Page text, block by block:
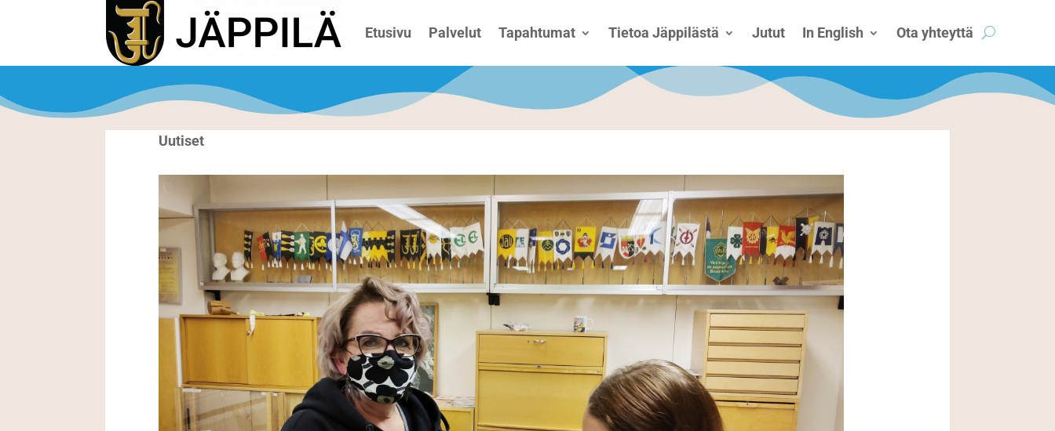
Etusivu Palvelut Tapahtumat Tietoa Jäppilästä Jutut In English Ota yhteyttä
Uutiset